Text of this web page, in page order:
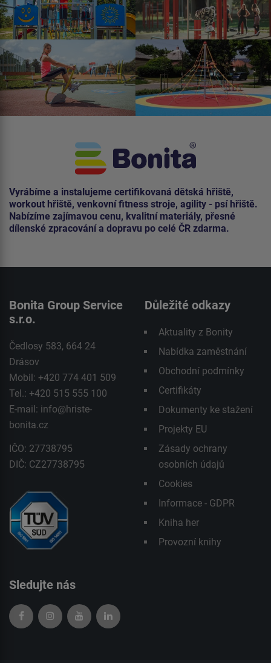
Vyrábíme a instalujeme certifikovaná dětská hřiště,
workout hřiště, venkovní fitness stroje, agility - psí hřiště.
Nabízíme zajímavou cenu, kvalitní materiály, přesné
dílenské zpracování a dopravu po celé ČR zdarma.
Bonita Group Service
s.r.o.
Čedlosy 583, 664 24
Drásov
Mobil: +420 774 401 509
Tel.: +420 515 555 100
E-mail: info@hriste-
bonita.cz
IČO: 27738795
DIČ: CZ27738795
Důležité odkazy
Aktuality z Bonity
Nabídka zaměstnání
Obchodní podmínky
Certifikáty
Dokumenty ke stažení
Projekty EU
Zásady ochrany
osobních údajů
Cookies
Informace - GDPR
Kniha her
Provozní knihy
Sledujte nás